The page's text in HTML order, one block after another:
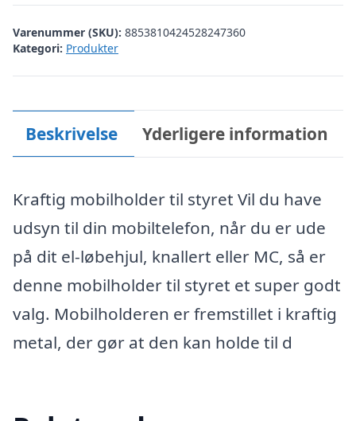
Varenummer (SKU): 8853810424528247360
Kategori: Produkter
Beskrivelse Yderligere information
Kraftig mobilholder til styret Vil du have
udsyn til din mobiltelefon, når du er ude
på dit el-løbehjul, knallert eller MC, så er
denne mobilholder til styret et super godt
valg. Mobilholderen er fremstillet i kraftig
metal, der gør at den kan holde til d